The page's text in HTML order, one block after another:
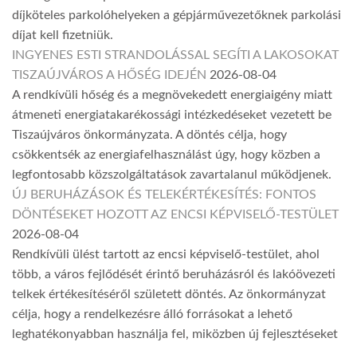
díjköteles parkolóhelyeken a gépjárművezetőknek parkolási
díjat kell fizetniük.
INGYENES ESTI STRANDOLÁSSAL SEGÍTI A LAKOSOKAT
TISZAÚJVÁROS A HŐSÉG IDEJÉN 2026-08-04
A rendkívüli hőség és a megnövekedett energiaigény miatt
átmeneti energiatakarékossági intézkedéseket vezetett be
Tiszaújváros önkormányzata. A döntés célja, hogy
csökkentsék az energiafelhasználást úgy, hogy közben a
legfontosabb közszolgáltatások zavartalanul működjenek.
ÚJ BERUHÁZÁSOK ÉS TELEKÉRTÉKESÍTÉS: FONTOS
DÖNTÉSEKET HOZOTT AZ ENCSI KÉPVISELŐ-TESTÜLET
2026-08-04
Rendkívüli ülést tartott az encsi képviselő-testület, ahol
több, a város fejlődését érintő beruházásról és lakóövezeti
telkek értékesítéséről született döntés. Az önkormányzat
célja, hogy a rendelkezésre álló forrásokat a lehető
leghatékonyabban használja fel, miközben új fejlesztéseket